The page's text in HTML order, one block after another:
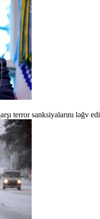
terror sanksiyalarını ləğv